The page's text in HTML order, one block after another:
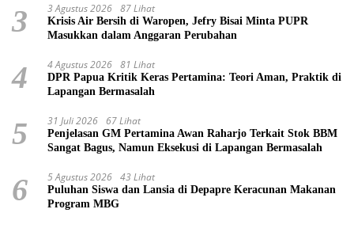
3 3 Agustus 2026 87 Lihat
Krisis Air Bersih di Waropen, Jefry Bisai Minta PUPR
Masukkan dalam Anggaran Perubahan
4 4 Agustus 2026 81 Lihat
DPR Papua Kritik Keras Pertamina: Teori Aman, Praktik di
Lapangan Bermasalah
5 31 Juli 2026 67 Lihat
Penjelasan GM Pertamina Awan Raharjo Terkait Stok BBM
Sangat Bagus, Namun Eksekusi di Lapangan Bermasalah
6 5 Agustus 2026 43 Lihat
Puluhan Siswa dan Lansia di Depapre Keracunan Makanan
Program MBG